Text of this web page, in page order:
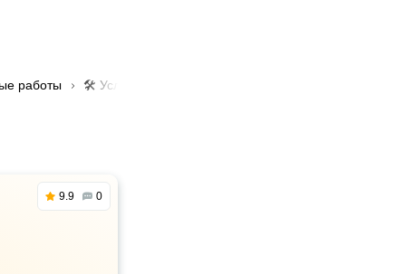
работы 🛠️ Услуга балансировка колес в Алматы
9.9 0